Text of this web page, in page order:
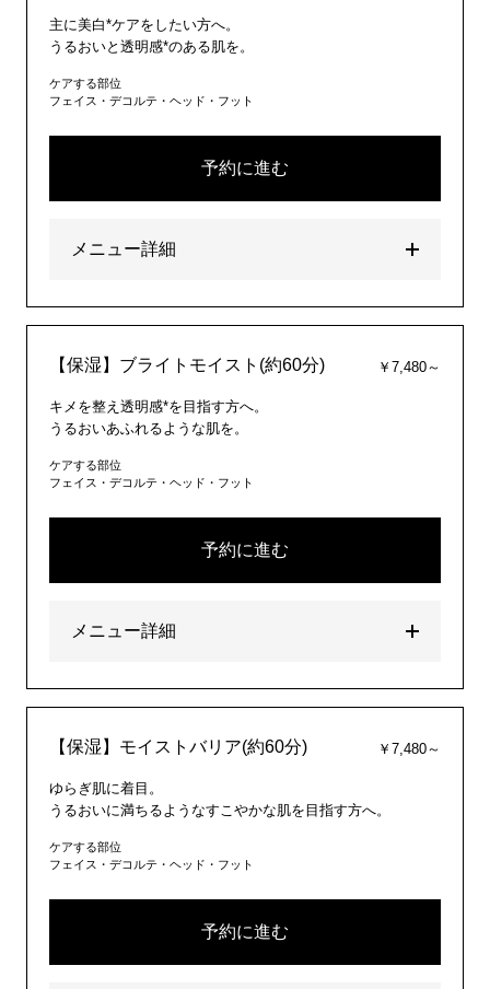
主に美白*ケアをしたい方へ。
うるおいと透明感*のある肌を。
ケアする部位
フェイス・デコルテ・ヘッド・フット
予約に進む
メニュー詳細
【保湿】ブライトモイスト(約60分) ￥7,480～
キメを整え透明感*を目指す方へ。
うるおいあふれるような肌を。
ケアする部位
フェイス・デコルテ・ヘッド・フット
予約に進む
メニュー詳細
【保湿】モイストバリア(約60分) ￥7,480～
ゆらぎ肌に着目。
うるおいに満ちるようなすこやかな肌を目指す方へ。
ケアする部位
フェイス・デコルテ・ヘッド・フット
予約に進む